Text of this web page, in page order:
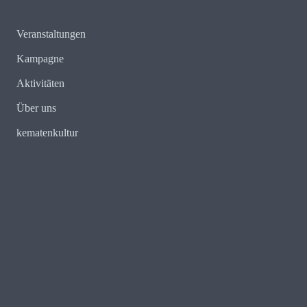
Veranstaltungen
Kampagne
Aktivitäten
Über uns
kematenkultur